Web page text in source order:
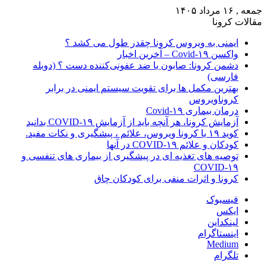
جمعه , ۱۶ مرداد ۱۴۰۵
مقالات کرونا
ایمنی به ویروس کرونا چقدر طول می کشد ؟
واکسن Covid-۱۹ – آخرین اخبار
دشمن کرونا: صابون یا ضد عفونی‌کننده دست ؟ (دوبله
فارسی)
بهترین مکمل ها برای تقویت سیستم ایمنی در برابر
کروناویروس
درمان بیماری Covid-۱۹
آزمایش کرونا، هر آنچه باید از آزمایش COVID-۱۹ بدانید
کوید ۱۹ یا کرونا ویروس، علائم ، پیشگیری و نکات مفید.
کودکان و علائم COVID-۱۹ در آنها
توصیه های تغذیه ای در پیشگیری از بیماری های تنفسی و
COVID-۱۹
کرونا و اثرات منفی برای کودکان چاق
فیسبوک
ایکس
لینکداین
اینستاگرام
Medium
تلگرام